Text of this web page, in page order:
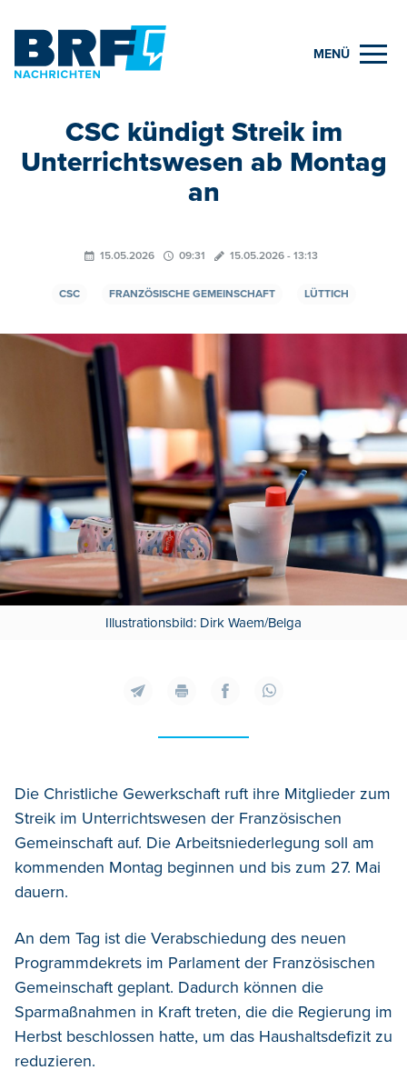
MENÜ
CSC kündigt Streik im
Unterrichtswesen ab Montag
an
15.05.2026 09:31 15.05.2026 - 13:13
CSC FRANZÖSISCHE GEMEINSCHAFT LÜTTICH
Illustrationsbild: Dirk Waem/Belga
Die Christliche Gewerkschaft ruft ihre Mitglieder zum
Streik im Unterrichtswesen der Französischen
Gemeinschaft auf. Die Arbeitsniederlegung soll am
kommenden Montag beginnen und bis zum 27. Mai
dauern.
An dem Tag ist die Verabschiedung des neuen
Programmdekrets im Parlament der Französischen
Gemeinschaft geplant. Dadurch können die
Sparmaßnahmen in Kraft treten, die die Regierung im
Herbst beschlossen hatte, um das Haushaltsdefizit zu
reduzieren.